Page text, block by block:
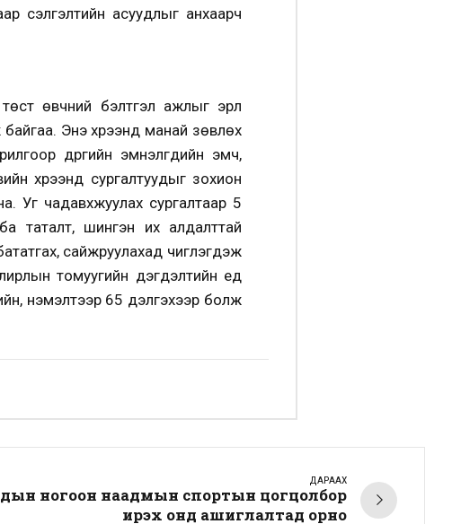
сэлгэлтийн асуудлыг анхаарч
өвчний бэлтгэл ажлыг эрүүл
Энэ хүрээнд манай зөвлөх
дүүргийн эмнэлгүүдийн эмч,
хүрээнд сургалтуудыг зохион
Уг чадавхжуулах сургалтаар 5
таталт, шингэн их алдалттай
сайжруулахад чиглэгдэж
томуугийн дэгдэлтийн үед
нэмэлтээр 65 дэлгэхээр болж
ДАРААХ
ногоон наадмын спортын цогцолбор
ирэх онд ашиглалтад орно